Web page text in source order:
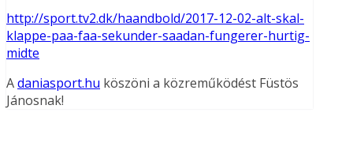
http://sport.tv2.dk/haandbold/2017-12-02-alt-skal-
klappe-paa-faa-sekunder-saadan-fungerer-hurtig-
midte
Adaniasport.hu köszöni a közreműködést Füstös
Jánosnak!